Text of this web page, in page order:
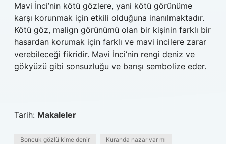
Mavi İnci’nin kötü gözlere, yani kötü görünüme
karşı korunmak için etkili olduğuna inanılmaktadır.
Kötü göz, malign görünümü olan bir kişinin farklı bir
hasardan korumak için farklı ve mavi incilere zarar
verebileceği fikridir. Mavi İnci’nin rengi deniz ve
gökyüzü gibi sonsuzluğu ve barışı sembolize eder.
Tarih: Makaleler
Boncuk gözlü kime denir Kuranda nazar var mı